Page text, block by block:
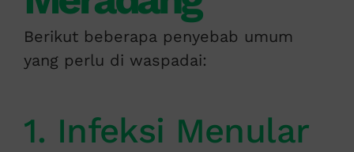
Berikut beberapa penyebab umum
yang perlu di waspadai:
1. Infeksi Menular